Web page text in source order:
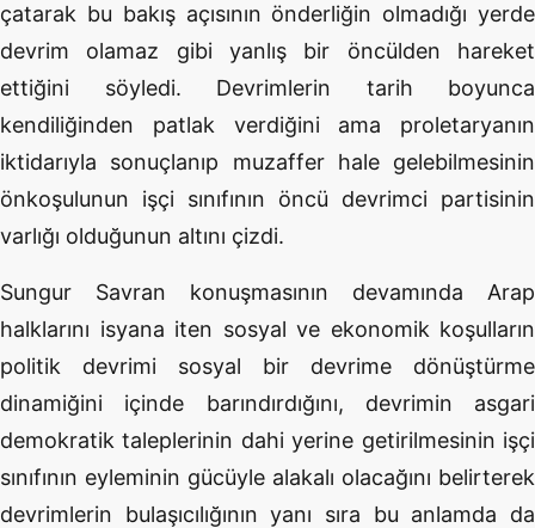
çatarak bu bakış açısının önderliğin olmadığı yerde
devrim olamaz gibi yanlış bir öncülden hareket
ettiğini söyledi. Devrimlerin tarih boyunca
kendiliğinden patlak verdiğini ama proletaryanın
iktidarıyla sonuçlanıp muzaffer hale gelebilmesinin
önkoşulunun işçi sınıfının öncü devrimci partisinin
varlığı olduğunun altını çizdi.
Sungur Savran konuşmasının devamında Arap
halklarını isyana iten sosyal ve ekonomik koşulların
politik devrimi sosyal bir devrime dönüştürme
dinamiğini içinde barındırdığını, devrimin asgari
demokratik taleplerinin dahi yerine getirilmesinin işçi
sınıfının eyleminin gücüyle alakalı olacağını belirterek
devrimlerin bulaşıcılığının yanı sıra bu anlamda da